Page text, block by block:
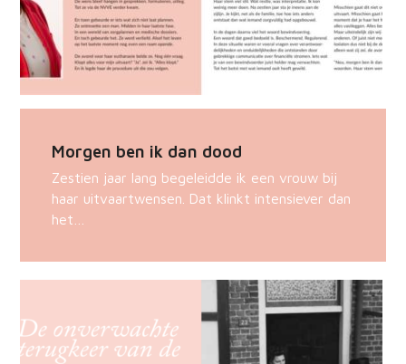
Morgen ben ik dan dood
Zestien jaar lang begeleidde ik een vrouw bij
haar uitvaartwensen. Dat klinkt intensiever dan
het…